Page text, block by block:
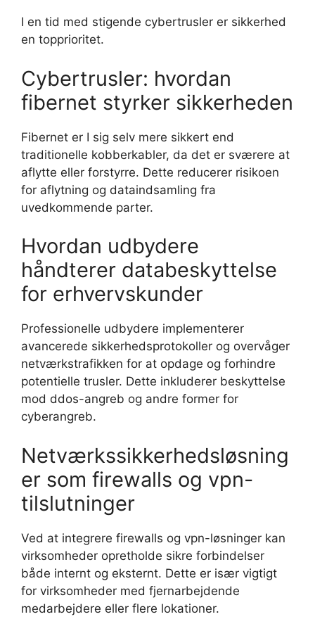
I en tid med stigende cybertrusler er sikkerhed
en topprioritet.
Cybertrusler: hvordan
fibernet styrker sikkerheden
Fibernet er I sig selv mere sikkert end
traditionelle kobberkabler, da det er sværere at
aflytte eller forstyrre. Dette reducerer risikoen
for aflytning og dataindsamling fra
uvedkommende parter.
Hvordan udbydere
håndterer databeskyttelse
for erhvervskunder
Professionelle udbydere implementerer
avancerede sikkerhedsprotokoller og overvåger
netværkstrafikken for at opdage og forhindre
potentielle trusler. Dette inkluderer beskyttelse
mod ddos-angreb og andre former for
cyberangreb.
Netværkssikkerhedsløsning
er som firewalls og vpn-
tilslutninger
Ved at integrere firewalls og vpn-løsninger kan
virksomheder opretholde sikre forbindelser
både internt og eksternt. Dette er især vigtigt
for virksomheder med fjernarbejdende
medarbejdere eller flere lokationer.